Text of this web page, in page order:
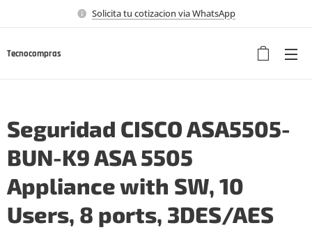
Solicita tu cotizacion via WhatsApp
Tecnocompras
Seguridad CISCO ASA5505-
BUN-K9 ASA 5505
Appliance with SW, 10
Users, 8 ports, 3DES/AES